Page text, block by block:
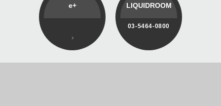
e+ LIQUIDROOM
03-5464-0800